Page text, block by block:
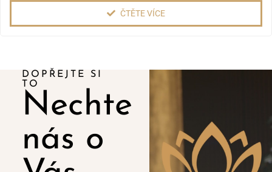
ČTĚTE VÍCE
DOPŘEJTE SI
TO
Nechte
nás o